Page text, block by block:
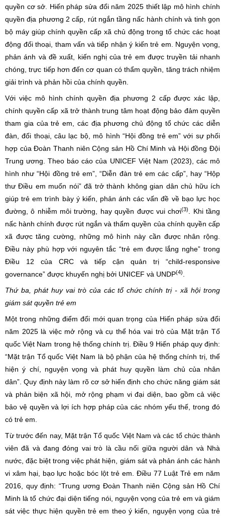
quyền cơ sở. Hiến pháp sửa đổi năm 2025 thiết lập mô hình chính
quyền địa phương 2 cấp, rút ngắn tầng nấc hành chính và tinh gọn
bộ máy giúp chính quyền cấp xã chủ động trong tổ chức các hoạt
động đối thoại, tham vấn và tiếp nhận ý kiến trẻ em. Nguyện vọng,
phản ánh và đề xuất, kiến nghị của trẻ em được truyền tải nhanh
chóng, trực tiếp hơn đến cơ quan có thẩm quyền, tăng trách nhiệm
giải trình và phản hồi của chính quyền.
Với việc mô hình chính quyền địa phương 2 cấp được xác lập,
chính quyền cấp xã trở thành trung tâm hoạt động bảo đảm quyền
tham gia của trẻ em, các địa phương chủ động tổ chức các diễn
đàn, đối thoại, câu lạc bộ, mô hình “Hội đồng trẻ em” với sự phối
hợp của Đoàn Thanh niên Cộng sản Hồ Chí Minh và Hội đồng Đội
Trung ương. Theo báo cáo của UNICEF Việt Nam (2023), các mô
hình như “Hội đồng trẻ em”, “Diễn đàn trẻ em các cấp”, hay “Hộp
thư Điều em muốn nói” đã trở thành không gian dân chủ hữu ích
giúp trẻ em trình bày ý kiến, phản ánh các vấn đề về bạo lực học
đường, ô nhiễm môi trường, hay quyền được vui chơi(3)
. Khi tầng
nấc hành chính được rút ngắn và thẩm quyền của chính quyền cấp
xã được tăng cường, những mô hình này cần được nhân rộng.
Điều này phù hợp với nguyên tắc “trẻ em được lắng nghe” trong
Điều 12 của CRC và tiếp cận quản trị “child-responsive
governance” được khuyến nghị bởi UNICEF và UNDP(4)
Thứ ba, phát huy vai trò của các tổ chức chính trị - xã hội trong
giám sát quyền trẻ em
Một trong những điểm đổi mới quan trọng của Hiến pháp sửa đổi
năm 2025 là việc mở rộng và cụ thể hóa vai trò của Mặt trận Tổ
quốc Việt Nam trong hệ thống chính trị. Điều 9 Hiến pháp quy định:
“Mặt trận Tổ quốc Việt Nam là bộ phận của hệ thống chính trị, thể
hiện ý chí, nguyện vọng và phát huy quyền làm chủ của nhân
dân”. Quy định này làm rõ cơ sở hiến định cho chức năng giám sát
và phản biện xã hội, mở rộng phạm vi đại diện, bao gồm cả việc
bảo vệ quyền và lợi ích hợp pháp của các nhóm yếu thế, trong đó
có trẻ em.
Từ trước đến nay, Mặt trận Tổ quốc Việt Nam và các tổ chức thành
viên đã và đang đóng vai trò là cầu nối giữa người dân và Nhà
nước, đặc biệt trong việc phát hiện, giám sát và phản ánh các hành
vi xâm hại, bạo lực hoặc bóc lột trẻ em. Điều 77 Luật Trẻ em năm
2016, quy định: “Trung ương Đoàn Thanh niên Cộng sản Hồ Chí
Minh là tổ chức đại diện tiếng nói, nguyện vọng của trẻ em và giám
sát việc thực hiện quyền trẻ em theo ý kiến, nguyện vọng của trẻ